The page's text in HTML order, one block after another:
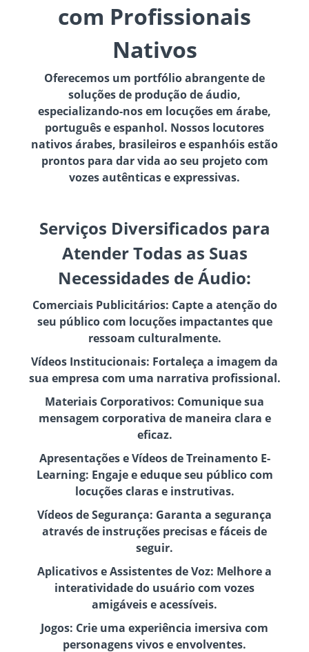
com Profissionais
Nativos
Oferecemos um portfólio abrangente de
soluções de produção de áudio,
especializando-nos em locuções em árabe,
português e espanhol. Nossos locutores
nativos árabes, brasileiros e espanhóis estão
prontos para dar vida ao seu projeto com
vozes autênticas e expressivas.
Serviços Diversificados para
Atender Todas as Suas
Necessidades de Áudio:
Comerciais Publicitários: Capte a atenção do
seu público com locuções impactantes que
ressoam culturalmente.
Vídeos Institucionais: Fortaleça a imagem da
sua empresa com uma narrativa profissional.
Materiais Corporativos: Comunique sua
mensagem corporativa de maneira clara e
eficaz.
Apresentações e Vídeos de Treinamento E-
Learning: Engaje e eduque seu público com
locuções claras e instrutivas.
Vídeos de Segurança: Garanta a segurança
através de instruções precisas e fáceis de
seguir.
Aplicativos e Assistentes de Voz: Melhore a
interatividade do usuário com vozes
amigáveis e acessíveis.
Jogos: Crie uma experiência imersiva com
personagens vivos e envolventes.